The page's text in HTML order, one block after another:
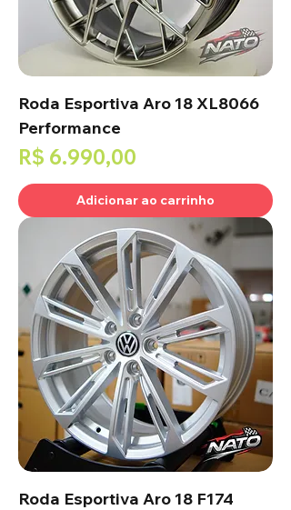
Roda Esportiva Aro 18 XL8066
Performance
Preço
R$ 6.990,00
Adicionar ao carrinho
Roda Esportiva Aro 18 F174